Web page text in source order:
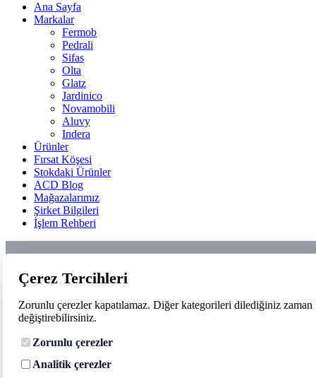
Ana Sayfa
Markalar
Fermob
Pedrali
Sifas
Olta
Glatz
Jardinico
Novamobili
Aluvy
Indera
Ürünler
Fırsat Köşesi
Stokdaki Ürünler
ACD Blog
Mağazalarımız
Şirket Bilgileri
İşlem Rehberi
Çerez Tercihleri
Zorunlu çerezler kapatılamaz. Diğer kategorileri dilediğiniz zaman
değiştirebilirsiniz.
Zorunlu çerezler
Analitik çerezler